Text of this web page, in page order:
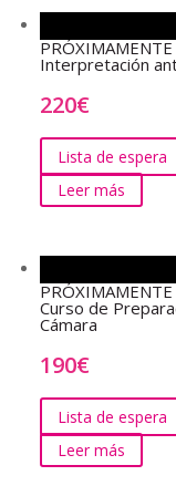
Interpretación
220€
Lista de espera
Leer más
Curso de
Cámara
190€
Lista de espera
Leer más